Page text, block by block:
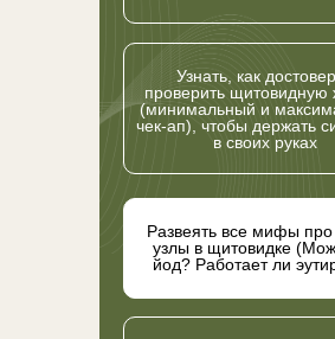
Развеять все мифы
узлы в щитовидке
йод? Работает ли
Узнать, как
проверить щитовидную
(минимальный и
чек-ап), чтобы держать
в своих руках